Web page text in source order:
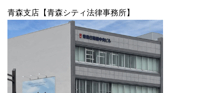
青森支店【青森シティ法律事務所】